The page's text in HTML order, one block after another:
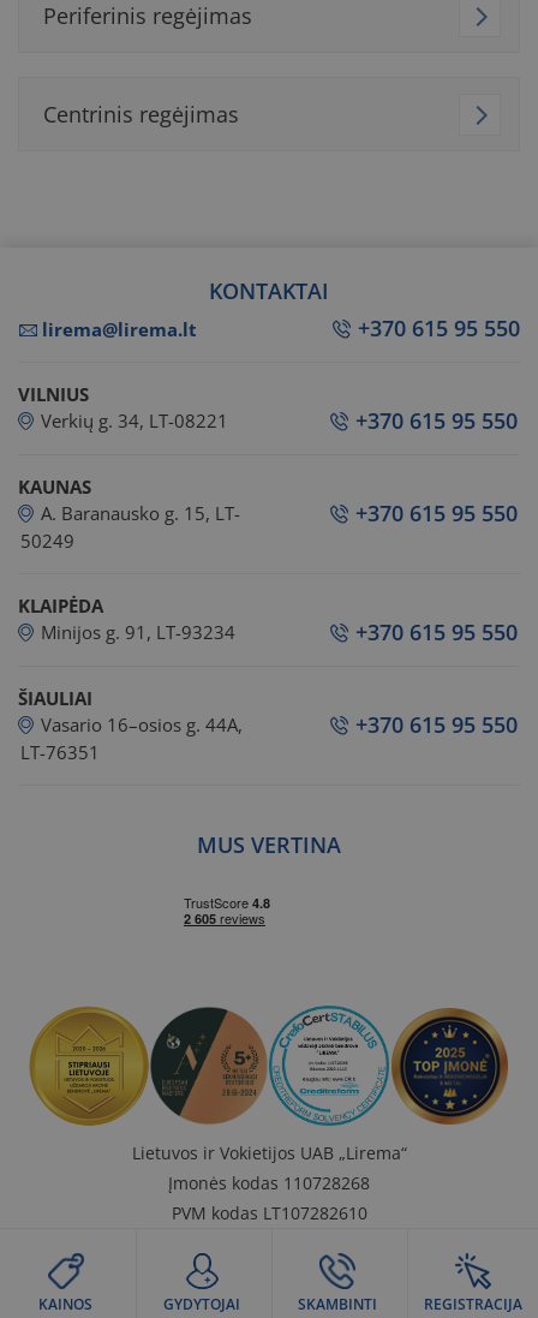
KAINOS GYDYTOJAI SKAMBINTI REGISTRACIJA
Periferinis regėjimas
Centrinis regėjimas
KONTAKTAI
lirema@lirema.lt +370 615 95 550
VILNIUS
Verkių g. 34, LT-08221
+370 615 95 550
KAUNAS
A. Baranausko g. 15, LT-
50249
+370 615 95 550
KLAIPĖDA
Minijos g. 91, LT-93234
+370 615 95 550
ŠIAULIAI
Vasario 16–osios g. 44A,
LT-76351
+370 615 95 550
MUS VERTINA
Lietuvos ir Vokietijos UAB „Lirema“
Įmonės kodas 110728268
PVM kodas LT107282610
Bankas „Swedbank“, AB